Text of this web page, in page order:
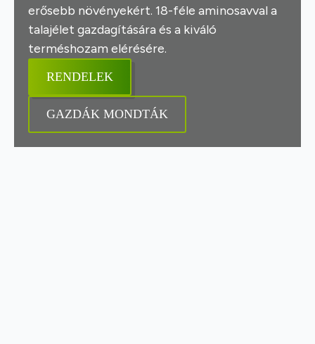
erősebb növényekért. 18-féle aminosavval a
talajélet gazdagítására és a kiváló
terméshozam elérésére.
RENDELEK
GAZDÁK MONDTÁK